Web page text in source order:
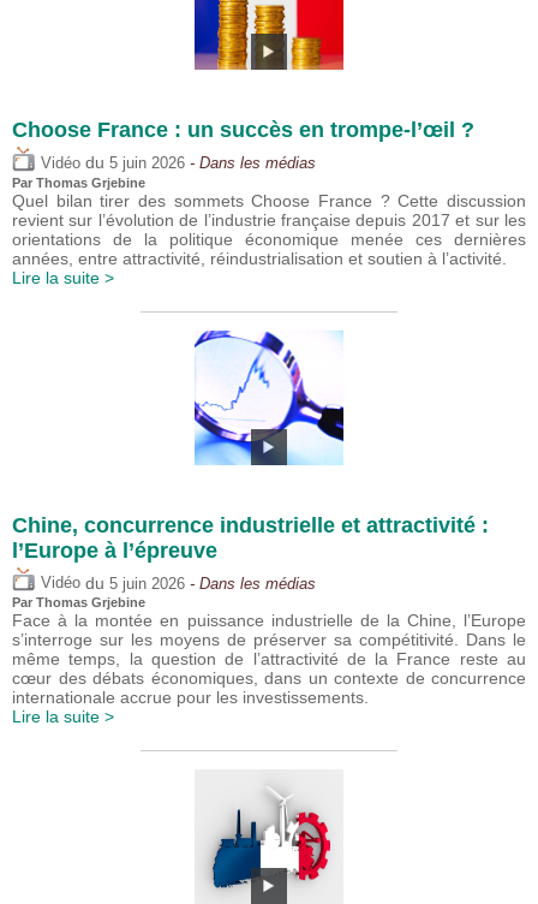
Choose France : un succès en trompe-l’œil ?
Vidéo du 5 juin 2026 - Dans les médias
Par Thomas Grjebine
Quel bilan tirer des sommets Choose France ? Cette discussion
revient sur l’évolution de l’industrie française depuis 2017 et sur les
orientations de la politique économique menée ces dernières
années, entre attractivité, réindustrialisation et soutien à l’activité.
Lire la suite >
Chine, concurrence industrielle et attractivité :
l’Europe à l’épreuve
Vidéo du 5 juin 2026 - Dans les médias
Par Thomas Grjebine
Face à la montée en puissance industrielle de la Chine, l’Europe
s’interroge sur les moyens de préserver sa compétitivité. Dans le
même temps, la question de l’attractivité de la France reste au
cœur des débats économiques, dans un contexte de concurrence
internationale accrue pour les investissements.
Lire la suite >